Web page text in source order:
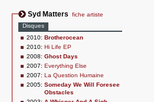
Syd Matters
fiche artiste
Disques
2010: Brotherocean
2010: Hi Life EP
2008: Ghost Days
2007: Everything Else
2007: La Question Humaine
2005: Someday We Will Foresee
Obstacles